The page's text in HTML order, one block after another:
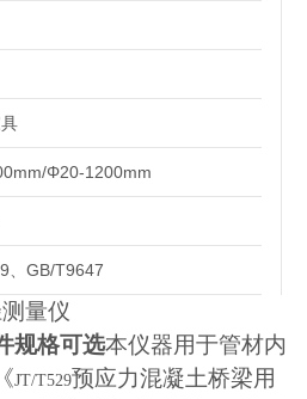
Φ20-1200mm
、GB/T9647
量仪
规格可选本仪器用于管材内
JT/T529预应力混凝土桥梁用